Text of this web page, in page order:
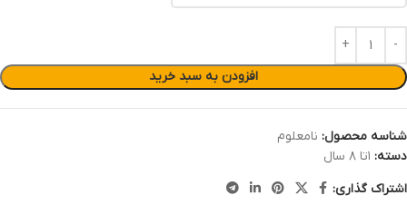
افزودن به سبد خرید
شناسه محصول: نامعلوم
دسته: ۱تا ۸ سال
اشتراک گذاری: